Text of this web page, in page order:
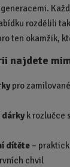
rozdělili
ten okamžik,
najdete
pro
k rozlučce
dítěte–
chvil